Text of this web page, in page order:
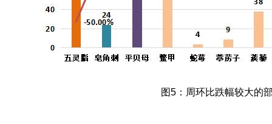
图5：周环比跌幅较大的